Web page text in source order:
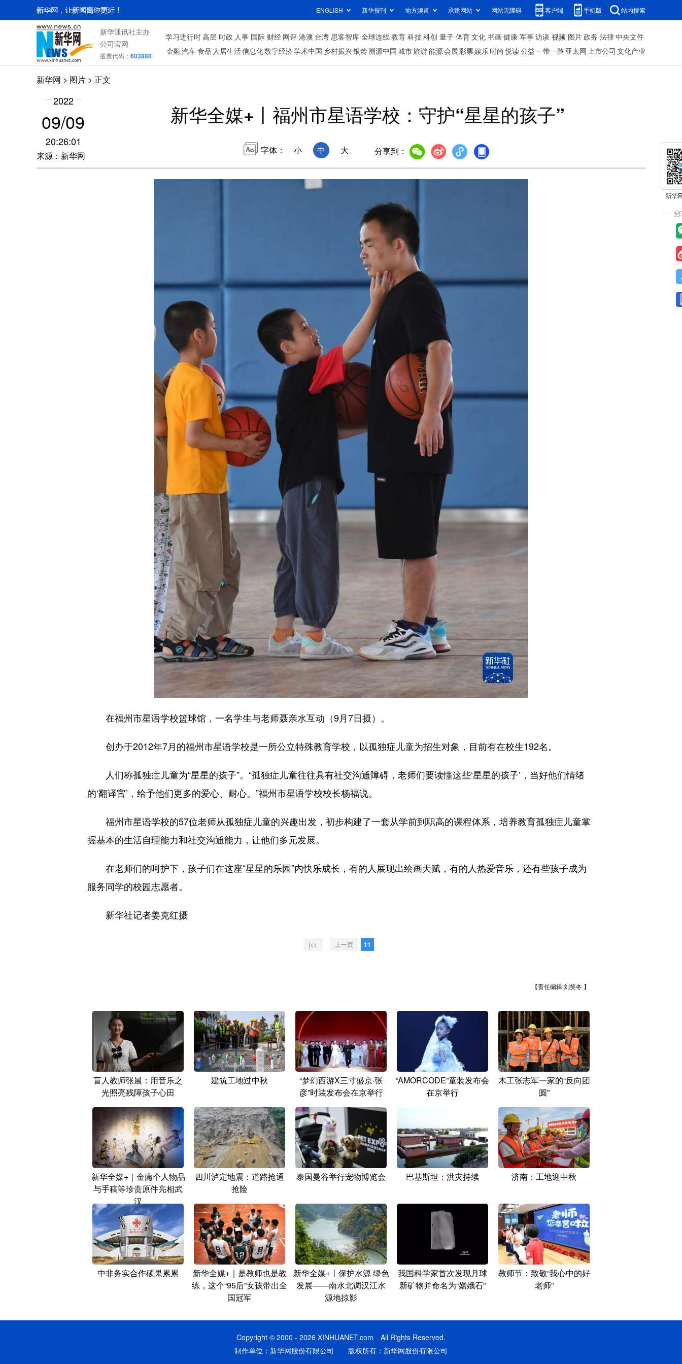
ENGLISH 新华报刊 地方频道 承建网站 网站无障碍 客户端 手机版 站内搜索
新华通讯社主办
公司官网
股票代码： 603888
学习进行时高层 时政 人事 国际 财经 网评 港澳 台湾 思客智库 全球连线教育 科技科创 量子 体育文化 书画健康 军事访谈 视频 图片政务 法律中央文件
金融汽车食品 人居生活信息化数字经济学术中国 乡村振兴银龄溯源中国城市旅游能源会展彩票娱乐时尚 悦读公益一带一路 亚太网上市公司 文化产业
新华网 > 图片 > 正文
2022
09/09
20:26:01
来源：新华网
新华全媒+丨福州市星语学校：守护“星星的孩子”
字体： 小 中 大 分享到：
在福州市星语学校篮球馆，一名学生与老师聂亲水互动（9月7日摄）。
创办于2012年7月的福州市星语学校是一所公立特殊教育学校，以孤独症儿童为招生对象，目前有在校生192名。
人们称孤独症儿童为“星星的孩子”。“孤独症儿童往往具有社交沟通障碍，老师们要读懂这些‘星星的孩子’，当好他们情绪
的‘翻译官’，给予他们更多的爱心、耐心。”福州市星语学校校长杨福说。
福州市星语学校的57位老师从孤独症儿童的兴趣出发，初步构建了一套从学前到职高的课程体系，培养教育孤独症儿童掌
握基本的生活自理能力和社交沟通能力，让他们多元发展。
在老师们的呵护下，孩子们在这座“星星的乐园”内快乐成长，有的人展现出绘画天赋，有的人热爱音乐，还有些孩子成为
服务同学的校园志愿者。
新华社记者姜克红摄
|<< 上一页 11
【责任编辑:刘笑冬 】
盲人教师张晨：用音乐之
光照亮残障孩子心田
建筑工地过中秋
“梦幻西游X三寸盛京·张
彦”时装发布会在京举行
“AMORCODE”童装发布会
在京举行
木工张志军一家的“反向团
圆”
新华全媒+｜金庸个人物品
与手稿等珍贵原件亮相武
汉
四川泸定地震：道路抢通
抢险
泰国曼谷举行宠物博览会 巴基斯坦：洪灾持续 济南：工地迎中秋
中非务实合作硕果累累
新华全媒+｜是教师也是教
练，这个“95后”女孩带出全
国冠军
新华全媒+丨保护水源 绿色
发展——南水北调汉江水
源地掠影
我国科学家首次发现月球
新矿物并命名为“嫦娥石”
教师节：致敬“我心中的好
老师”
Copyright © 2000 - 2026 XINHUANET.com All Rights Reserved.
制作单位：新华网股份有限公司 版权所有：新华网股份有限公司